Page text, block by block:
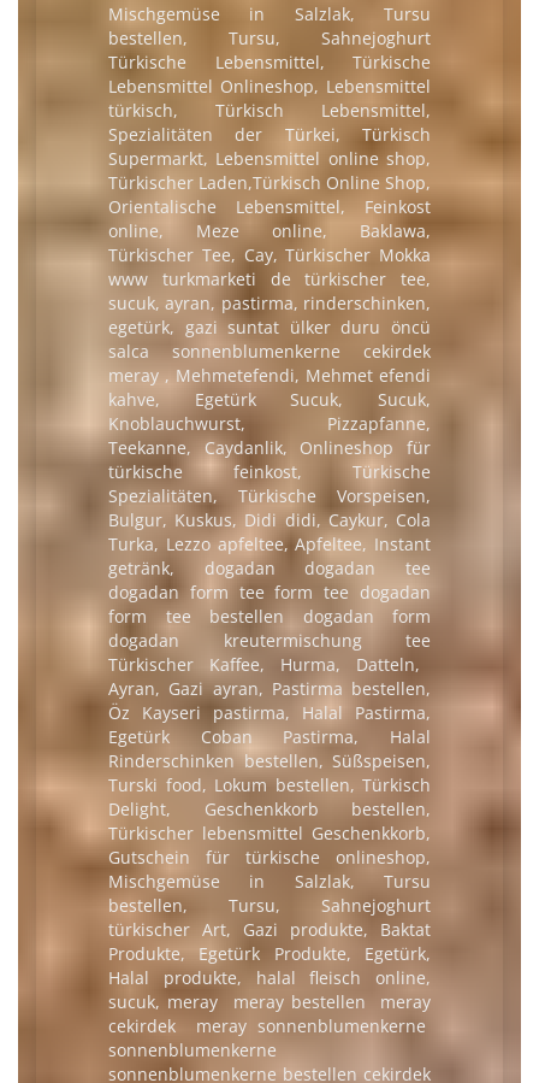
Mischgemüse in Salzlak, Tursu
bestellen, Tursu, Sahnejoghurt
Türkische Lebensmittel, Türkische
Lebensmittel Onlineshop, Lebensmittel
türkisch, Türkisch Lebensmittel,
Spezialitäten der Türkei, Türkisch
Supermarkt, Lebensmittel online shop,
Türkischer Laden,Türkisch Online Shop,
Orientalische Lebensmittel, Feinkost
online, Meze online, Baklawa,
Türkischer Tee, Cay, Türkischer Mokka
www turkmarketi de türkischer tee,
sucuk, ayran, pastirma, rinderschinken,
egetürk, gazi suntat ülker duru öncü
salca sonnenblumenkerne cekirdek
meray , Mehmetefendi, Mehmet efendi
kahve, Egetürk Sucuk, Sucuk,
Knoblauchwurst, Pizzapfanne,
Teekanne, Caydanlik, Onlineshop für
türkische feinkost, Türkische
Spezialitäten, Türkische Vorspeisen,
Bulgur, Kuskus, Didi didi, Caykur, Cola
Turka, Lezzo apfeltee, Apfeltee, Instant
getränk, dogadan
dogadan tee
dogadan form tee form tee dogadan
form tee bestellen
dogadan form
dogadan kreutermischung tee
Türkischer Kaffee, Hurma, Datteln,
Ayran, Gazi ayran, Pastirma bestellen,
Öz Kayseri pastirma, Halal Pastirma,
Egetürk Coban Pastirma, Halal
Rinderschinken bestellen, Süßspeisen,
Turski food, Lokum bestellen, Türkisch
Delight, Geschenkkorb bestellen,
Türkischer lebensmittel Geschenkkorb,
Gutschein für türkische onlineshop,
Mischgemüse in Salzlak, Tursu
bestellen, Tursu, Sahnejoghurt
türkischer Art, Gazi produkte, Baktat
Produkte, Egetürk Produkte, Egetürk,
Halal produkte, halal fleisch online,
sucuk, meray meray bestellen
meray
cekirdek
meray sonnenblumenkerne
sonnenblumenkerne
sonnenblumenkerne bestellen cekirdek